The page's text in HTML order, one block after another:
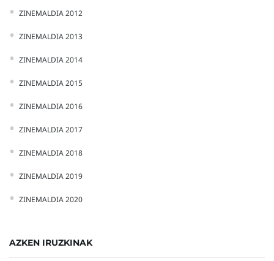
ZINEMALDIA 2012
ZINEMALDIA 2013
ZINEMALDIA 2014
ZINEMALDIA 2015
ZINEMALDIA 2016
ZINEMALDIA 2017
ZINEMALDIA 2018
ZINEMALDIA 2019
ZINEMALDIA 2020
AZKEN IRUZKINAK